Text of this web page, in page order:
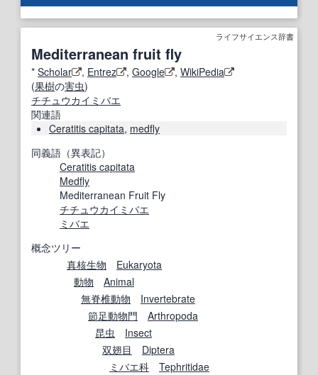
ライフサイエンス辞書
Mediterranean fruit fly
* Scholar , Entrez , Google , WikiPedia
(果樹の害虫)
チチュウカイミバエ
関連語
Ceratitis capitata, medfly
同義語（異表記）
Ceratitis capitata
Medfly
Mediterranean Fruit Fly
チチュウカイミバエ
ミバエ
概念ツリー
真核生物
Eukaryota
動物
Animal
無脊椎動物
Invertebrate
節足動物門
Arthropoda
昆虫
Insect
双翅目
Diptera
ミバエ科
Tephritidae